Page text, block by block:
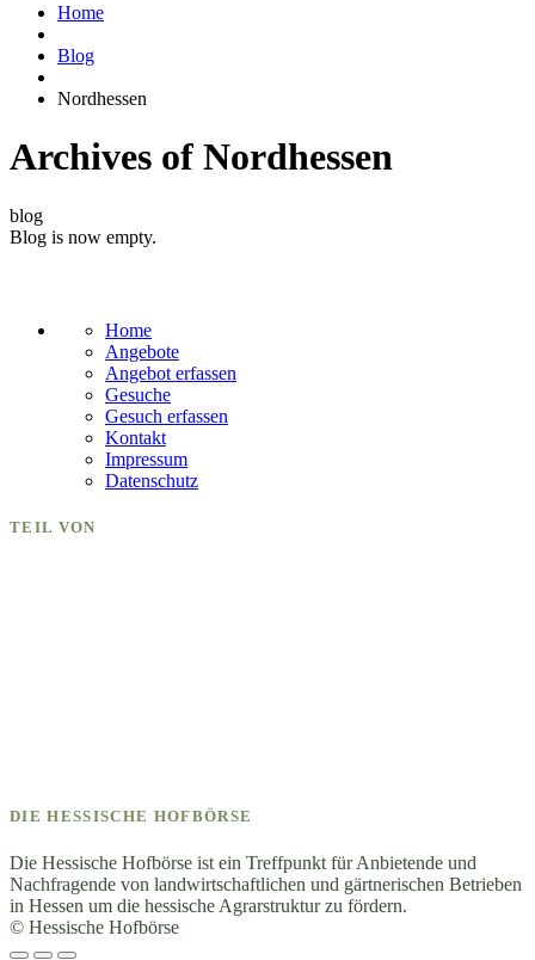
Home
Blog
Nordhessen
Archives of Nordhessen
blog
Blog is now empty.
Home
Angebote
Angebot erfassen
Gesuche
Gesuch erfassen
Kontakt
Impressum
Datenschutz
TEIL VON
DIE HESSISCHE HOFBÖRSE
Die Hessische Hofbörse ist ein Treffpunkt für Anbietende und
Nachfragende von landwirtschaftlichen und gärtnerischen Betrieben
in Hessen um die hessische Agrarstruktur zu fördern.
© Hessische Hofbörse